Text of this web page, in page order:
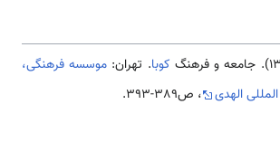
کوبا. تهران: موسسه فرهنگی،
الهدی
، ص389-393.